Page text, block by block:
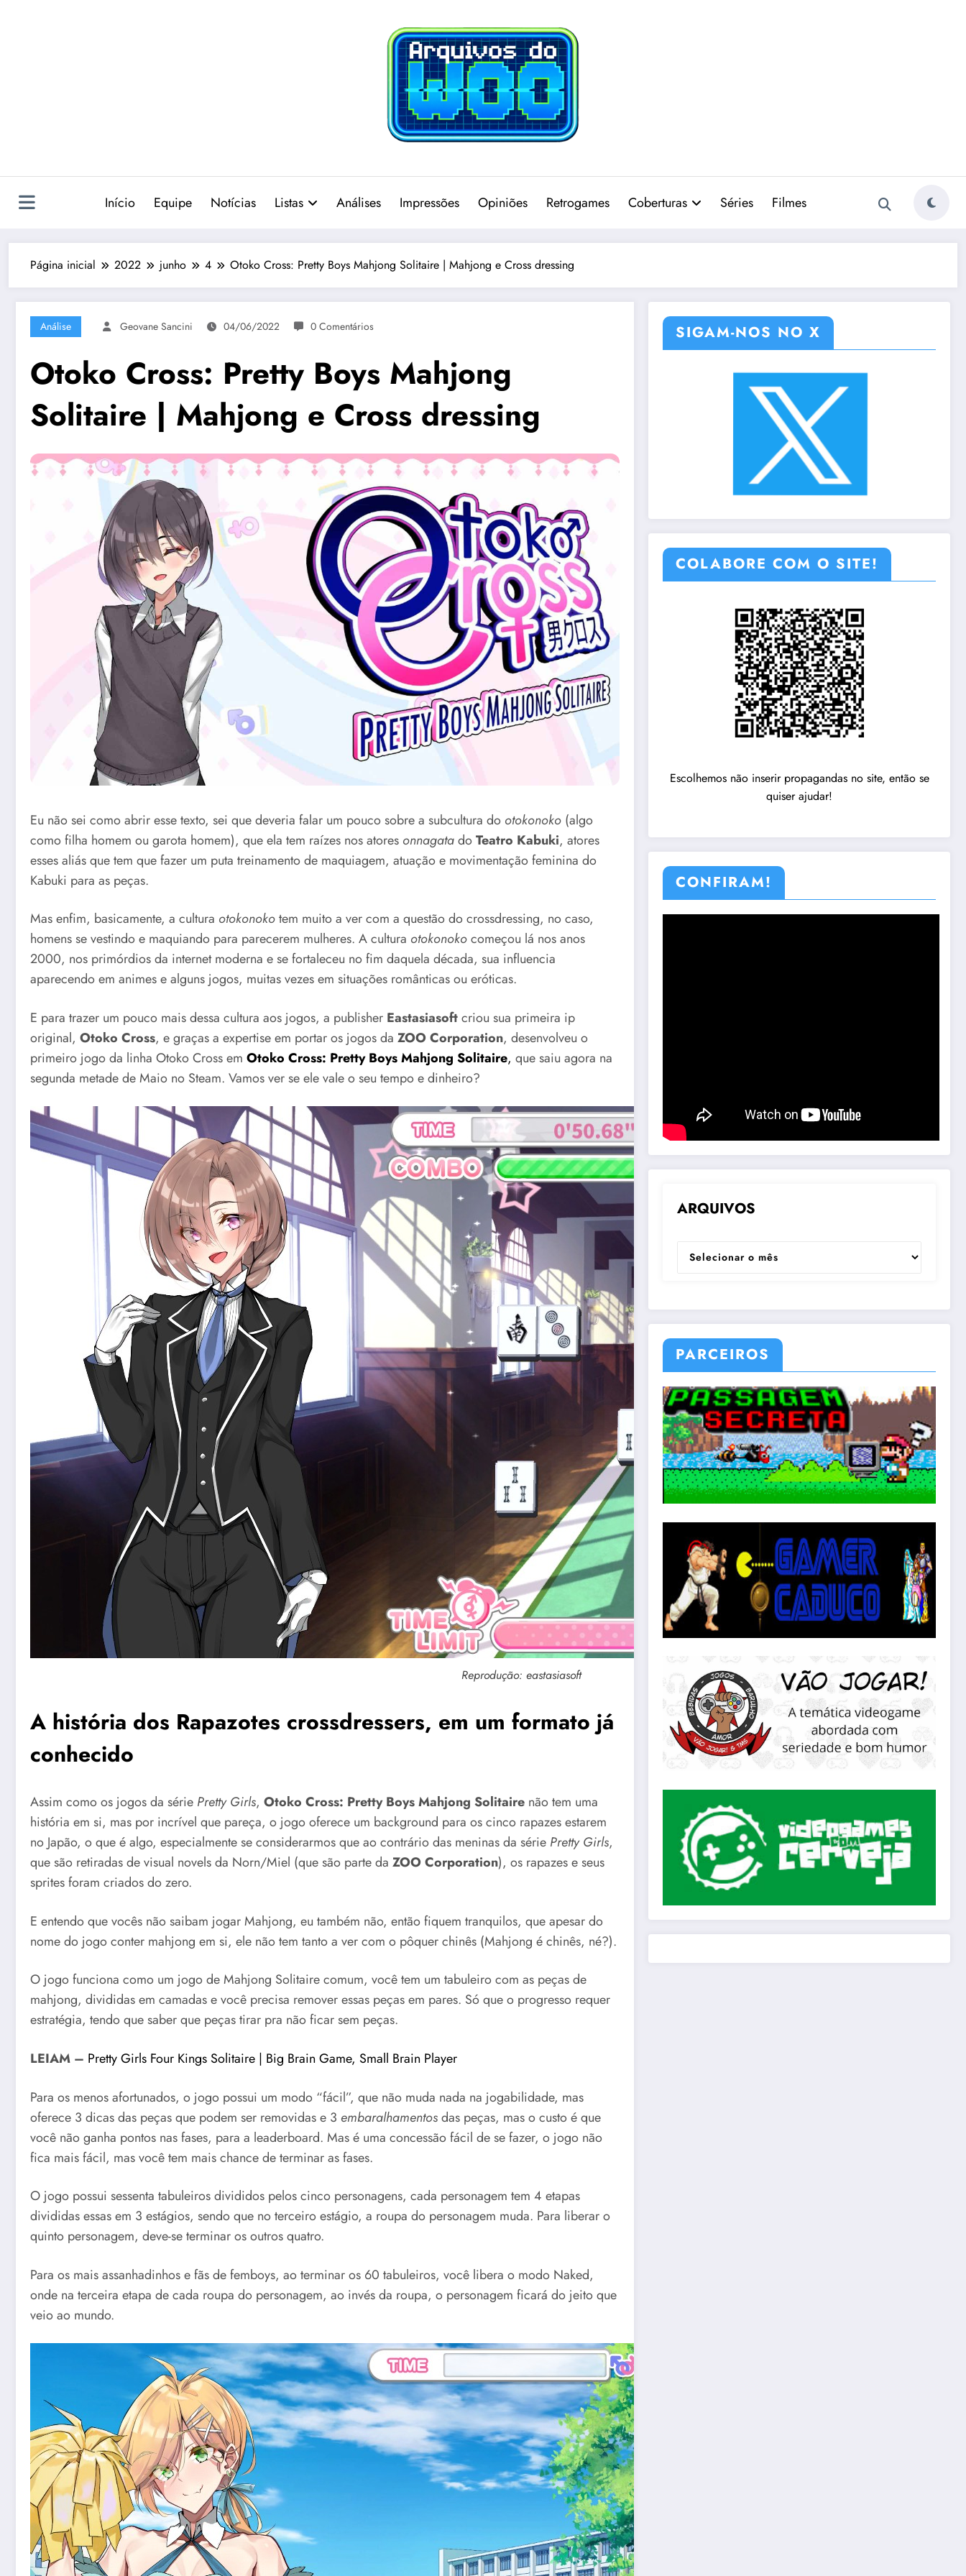
Início Equipe Notícias Listas Análises Impressões Opiniões Retrogames Coberturas Séries Filmes
Página inicial 2022 junho 4 Otoko Cross: Pretty Boys Mahjong Solitaire | Mahjong e Cross dressing
Análise Geovane Sancini 04/06/2022 0 Comentários
Otoko Cross: Pretty Boys Mahjong
Solitaire | Mahjong e Cross dressing
Eu não sei como abrir esse texto, sei que deveria falar um pouco sobre a subcultura do otokonoko (algo
como filha homem ou garota homem), que ela tem raízes nos atores onnagatadoTeatro Kabuki, atores
esses aliás que tem que fazer um puta treinamento de maquiagem, atuação e movimentação feminina do
Kabuki para as peças.
Mas enfim, basicamente, a cultura otokonokotem muito a ver com a questão do crossdressing, no caso,
homens se vestindo e maquiando para parecerem mulheres. A cultura otokonokocomeçou lá nos anos
2000, nos primórdios da internet moderna e se fortaleceu no fim daquela década, sua influencia
aparecendo em animes e alguns jogos, muitas vezes em situações românticas ou eróticas.
E para trazer um pouco mais dessa cultura aos jogos, a publisher Eastasiasoftcriou sua primeira ip
original, Otoko Cross, e graças a expertise em portar os jogos da ZOO Corporation, desenvolveu o
primeiro jogo da linha Otoko Cross em Otoko Cross: Pretty Boys Mahjong Solitaire, que saiu agora na
segunda metade de Maio no Steam. Vamos ver se ele vale o seu tempo e dinheiro?
Reprodução: eastasiasoft
A história dos Rapazotes crossdressers, em um formato já
conhecido
Assim como os jogos da série Pretty Girls, Otoko Cross: Pretty Boys Mahjong Solitaire não tem uma
história em si, mas por incrível que pareça, o jogo oferece um background para os cinco rapazes estarem
no Japão, o que é algo, especialmente se considerarmos que ao contrário das meninas da série Pretty Girls,
que são retiradas de visual novels da Norn/Miel (que são parte da ZOO Corporation), os rapazes e seus
sprites foram criados do zero.
E entendo que vocês não saibam jogar Mahjong, eu também não, então fiquem tranquilos, que apesar do
nome do jogo conter mahjong em si, ele não tem tanto a ver com o pôquer chinês (Mahjong é chinês, né?).
O jogo funciona como um jogo de Mahjong Solitaire comum, você tem um tabuleiro com as peças de
mahjong, divididas em camadas e você precisa remover essas peças em pares. Só que o progresso requer
estratégia, tendo que saber que peças tirar pra não ficar sem peças.
LEIAM – Pretty Girls Four Kings Solitaire | Big Brain Game, Small Brain Player
Para os menos afortunados, o jogo possui um modo “fácil”, que não muda nada na jogabilidade, mas
oferece 3 dicas das peças que podem ser removidas e 3 embaralhamentosdas peças, mas o custo é que
você não ganha pontos nas fases, para a leaderboard. Mas é uma concessão fácil de se fazer, o jogo não
fica mais fácil, mas você tem mais chance de terminar as fases.
O jogo possui sessenta tabuleiros divididos pelos cinco personagens, cada personagem tem 4 etapas
divididas essas em 3 estágios, sendo que no terceiro estágio, a roupa do personagem muda. Para liberar o
quinto personagem, deve-se terminar os outros quatro.
Para os mais assanhadinhos e fãs de femboys, ao terminar os 60 tabuleiros, você libera o modo Naked,
onde na terceira etapa de cada roupa do personagem, ao invés da roupa, o personagem ficará do jeito que
veio ao mundo.
SIGAM-NOS NO X
COLABORE COM O SITE!
Escolhemos não inserir propagandas no site, então se
quiser ajudar!
CONFIRAM!
ARQUIVOS
ARQUIVOS
PARCEIROS